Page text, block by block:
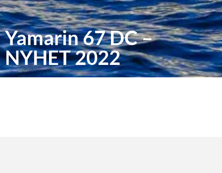
Yamarin 67 DC –
NYHET 2022